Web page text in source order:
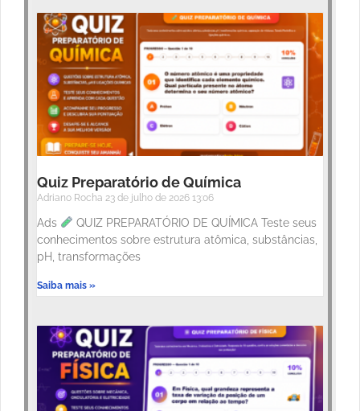
Quiz Preparatório de Química
Adriano Rocha 23 de julho de 2026 13:06
Ads
QUIZ PREPARATÓRIO DE QUÍMICA Teste seus
conhecimentos sobre estrutura atômica, substâncias,
pH, transformações
Saiba mais »